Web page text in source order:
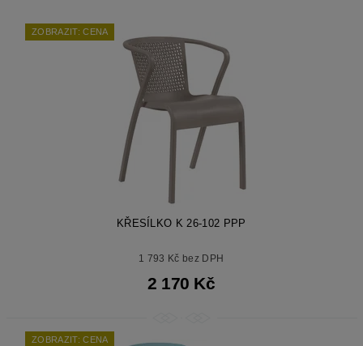
ZOBRAZIT: CENA
KŘESÍLKO K 26-102 PPP
1 793 Kč bez DPH
2 170 Kč
ZOBRAZIT: CENA